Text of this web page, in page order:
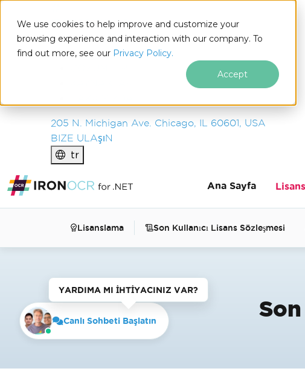
We use cookies to help improve and customize your
browsing experience and interaction with our company. To
find out more, see our Privacy Policy.
Accept
IRONSOFTWARE
ÜRüNLER
KURUM
205 N. Michigan Ave. Chicago, IL 60601, USA
BIZE ULAşıN
tr
Ana Sayfa
Lisanslama Son Kullanıcı Lisans Sözleşmesi
YARDIMA MI IHTIYACINIZ VAR?
Canlı Sohbeti Başlatın